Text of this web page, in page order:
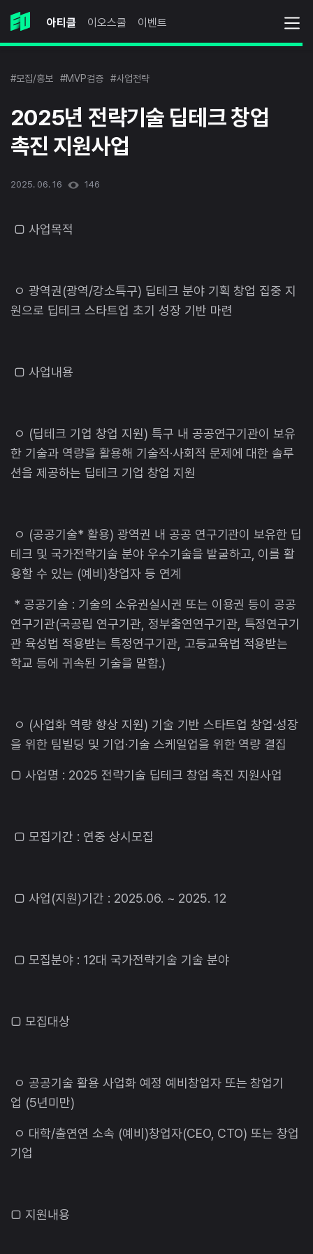
아티클 이오스쿨 이벤트
#모집/홍보 #MVP검증 #사업전략
2025년 전략기술 딥테크 창업
촉진 지원사업
2025. 06. 16 146
□ 사업목적
ㅇ 광역권(광역/강소특구) 딥테크 분야 기획 창업 집중 지
원으로 딥테크 스타트업 초기 성장 기반 마련
□ 사업내용
ㅇ (딥테크 기업 창업 지원) 특구 내 공공연구기관이 보유
한 기술과 역량을 활용해 기술적·사회적 문제에 대한 솔루
션을 제공하는 딥테크 기업 창업 지원
ㅇ (공공기술* 활용) 광역권 내 공공 연구기관이 보유한 딥
테크 및 국가전략기술 분야 우수기술을 발굴하고, 이를 활
용할 수 있는 (예비)창업자 등 연계
* 공공기술 : 기술의 소유권실시권 또는 이용권 등이 공공
연구기관(국공립 연구기관, 정부출연연구기관, 특정연구기
관 육성법 적용받는 특정연구기관, 고등교육법 적용받는
학교 등에 귀속된 기술을 말함.)
ㅇ (사업화 역량 향상 지원) 기술 기반 스타트업 창업·성장
을 위한 팀빌딩 및 기업·기술 스케일업을 위한 역량 결집
□ 사업명 : 2025 전략기술 딥테크 창업 촉진 지원사업
□ 모집기간 : 연중 상시모집
□ 사업(지원)기간 : 2025.06. ~ 2025. 12
□ 모집분야 : 12대 국가전략기술 기술 분야
□ 모집대상
ㅇ 공공기술 활용 사업화 예정 예비창업자 또는 창업기
업 (5년미만)
ㅇ 대학/출연연 소속 (예비)창업자(CEO, CTO) 또는 창업
기업
□ 지원내용